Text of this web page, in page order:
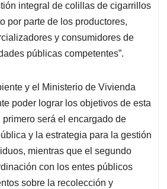
integral de colillas de cigarrillos
por parte de los productores,
y consumidores de
públicas competentes”.
y el Ministerio de Vivienda
poder lograr los objetivos de esta
será el encargado de
y la estrategia para la gestión
mientras que el segundo
con los entes públicos
sobre la recolección y